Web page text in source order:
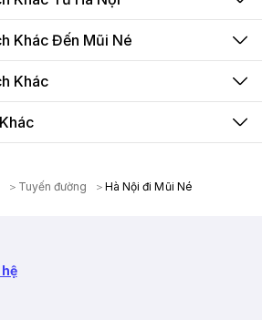
Khác Đến Mũi Né
Khác
Tuyến đường Hà Nội đi Mũi Né